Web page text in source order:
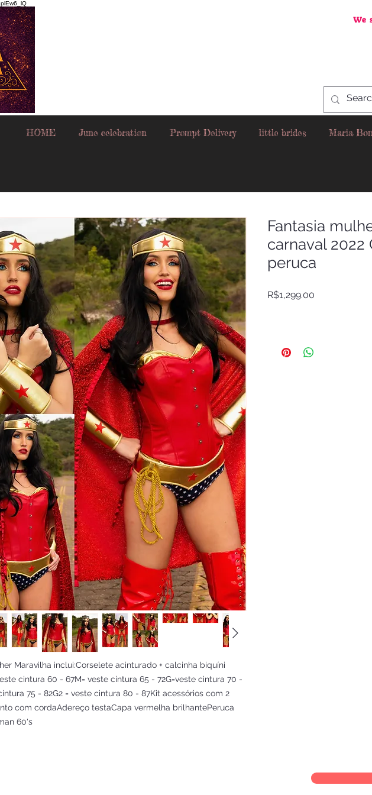
We
HOME June celebration Prompt Delivery little brides Maria
Maravilha inclui:Corselete acinturado + calcinha biquíni
cintura 60 - 67M= veste cintura 65 - 72G=veste cintura 70 -
75 - 82G2 = veste cintura 80 - 87Kit acessórios com 2
com cordaAdereço testaCapa vermelha brilhantePeruca
60's
Fantasia
carnaval 2022
peruca
R$1,299.00